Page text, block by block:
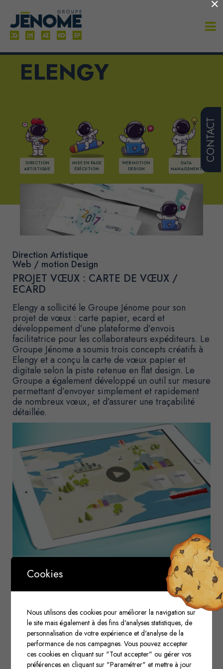
CONTACT
ELENGY
DIRECTION
ARTISTIQUE
MISE EN PAGE
EXÉCUTION
WEB MOTION
DESIGN
DATA
MANAGEMENT
Direction Artistique
Web / motion Design
PROJET VŒUX : CARTE DE VŒUX /
ECARD
Elengy a sollicité le Groupe Jénome pour son
projet de vœux : carte papier, ecard et
développement d’une plateforme d’envois
facilitatrice pour les collaborateurs expéditeurs. Le
Groupe Jénome a soumis trois concepts créatifs à
Elengy et a conçu la carte de vœux papier et
digitale selon la piste retenue en flat design. Le
Groupe a également développé un outil sur mesure
permettant d’envoyer simplement et rapidement
de nombreux vœux, et d’assurer une traçabilité
détaillée.
Cookies
Nous utilisons des cookies pour améliorer la navigation sur
le site mais également à des fins d'analyses statistiques, de
personnalisation de votre expérience et d'analyse de la
performance de nos campagnes. Vous pouvez accepter
ces cookies en cliquant sur "Tout accepter" ou gérer vos
préférences en cliquant sur "Paramétrer" et mettre à jour